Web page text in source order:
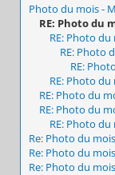
Photo du mois -
RE: Photo du
RE: Photo
RE: Photo
RE:
RE: Photo
RE: Photo du
RE: Photo du
RE: Photo
Re: Photo du
Re: Photo du
Re: Photo du